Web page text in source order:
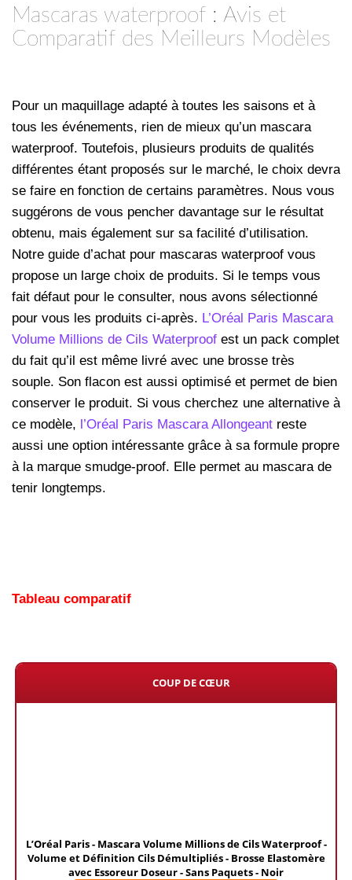
Mascaras waterproof : Avis et
Comparatif des Meilleurs Modèles
Pour un maquillage adapté à toutes les saisons et à
tous les événements, rien de mieux qu’un mascara
waterproof. Toutefois, plusieurs produits de qualités
différentes étant proposés sur le marché, le choix devra
se faire en fonction de certains paramètres. Nous vous
suggérons de vous pencher davantage sur le résultat
obtenu, mais également sur sa facilité d’utilisation.
Notre guide d’achat pour mascaras waterproof vous
propose un large choix de produits. Si le temps vous
fait défaut pour le consulter, nous avons sélectionné
pour vous les produits ci-après. L’Oréal Paris Mascara
Volume Millions de Cils Waterproof est un pack complet
du fait qu’il est même livré avec une brosse très
souple. Son flacon est aussi optimisé et permet de bien
conserver le produit. Si vous cherchez une alternative à
ce modèle, l’Oréal Paris Mascara Allongeant reste
aussi une option intéressante grâce à sa formule propre
à la marque smudge-proof. Elle permet au mascara de
tenir longtemps.
Tableau comparatif
COUP DE CŒUR
L’Oréal Paris - Mascara Volume Millions de Cils Waterproof -
Volume et Définition Cils Démultipliés - Brosse Elastomère
avec Essoreur Doseur - Sans Paquets - Noir